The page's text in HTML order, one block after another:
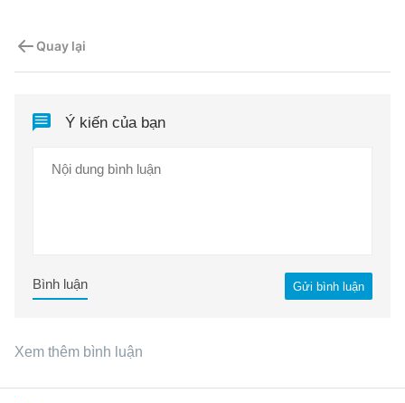
Quay lại
Ý kiến của bạn
Gửi bình luận
Bình luận
Xem thêm bình luận